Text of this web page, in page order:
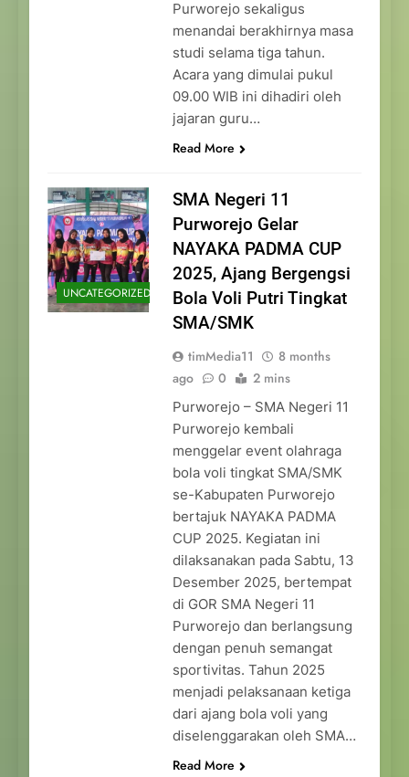
Purworejo sekaligus
menandai berakhirnya masa
studi selama tiga tahun.
Acara yang dimulai pukul
09.00 WIB ini dihadiri oleh
jajaran guru…
Read More
UNCATEGORIZED
SMA Negeri 11
Purworejo Gelar
NAYAKA PADMA CUP
2025, Ajang Bergengsi
Bola Voli Putri Tingkat
SMA/SMK
timMedia11
8 months
ago
0 2 mins
Purworejo – SMA Negeri 11
Purworejo kembali
menggelar event olahraga
bola voli tingkat SMA/SMK
se-Kabupaten Purworejo
bertajuk NAYAKA PADMA
CUP 2025. Kegiatan ini
dilaksanakan pada Sabtu, 13
Desember 2025, bertempat
di GOR SMA Negeri 11
Purworejo dan berlangsung
dengan penuh semangat
sportivitas. Tahun 2025
menjadi pelaksanaan ketiga
dari ajang bola voli yang
diselenggarakan oleh SMA…
Read More